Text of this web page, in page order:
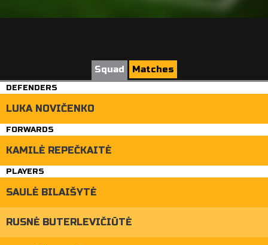
Squad Matches
DEFENDERS
LUKA NOVIČENKO
FORWARDS
KAMILĖ REPEČKAITĖ
PLAYERS
SAULĖ BILAIŠYTĖ
RUSNĖ BUTERLEVIČIŪTĖ